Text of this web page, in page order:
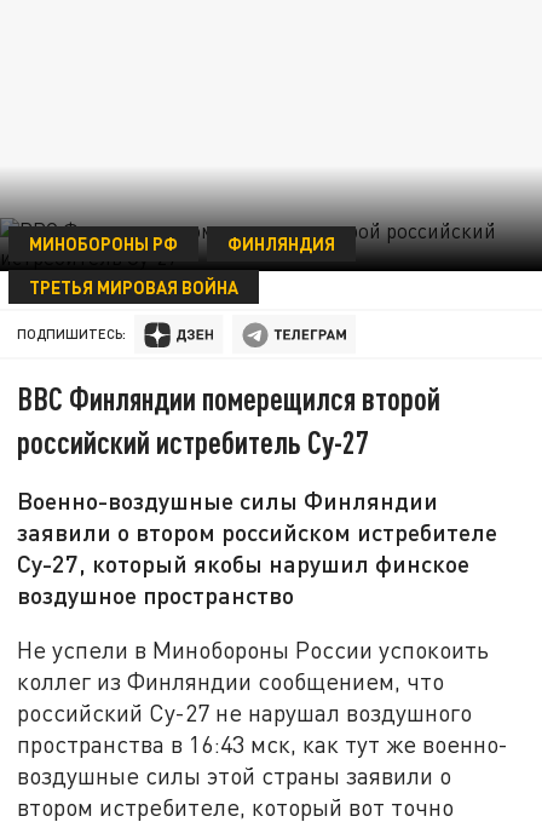
МИНОБОРОНЫ РФ
ФИНЛЯНДИЯ
ТРЕТЬЯ МИРОВАЯ ВОЙНА
07 ОКТЯБРЯ 06:25
ПОДПИШИТЕСЬ:
ВВС Финляндии померещился второй
российский истребитель Су-27
Военно-воздушные силы Финляндии
заявили о втором российском истребителе
Су-27, который якобы нарушил финское
воздушное пространство
Не успели в Минобороны России успокоить
коллег из Финляндии сообщением, что
российский Су-27 не нарушал воздушного
пространства в 16:43 мск, как тут же военно-
воздушные силы этой страны заявили о
втором истребителе, который вот точно